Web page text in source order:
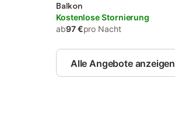
Balkon
Kostenlose Stornierung
ab97 €pro Nacht
Alle Angebote anzeigen